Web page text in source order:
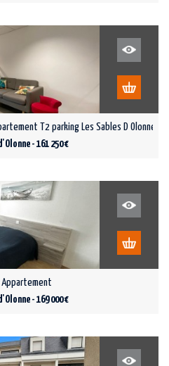
T2 parking Les Sables D Olonne
- 161 250 €
- 169 000 €